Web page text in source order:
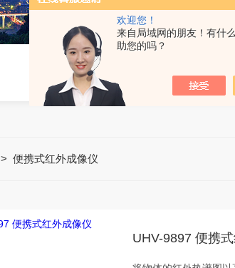
欢迎您！
来自局域网的朋友！有什
助您的吗？
>便携式红外成像仪
UHV-9897 便携